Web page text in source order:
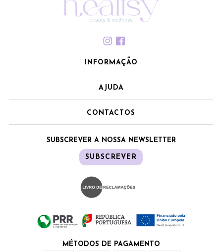
INFORMAÇÃO
AJUDA
CONTACTOS
SUBSCREVER A NOSSA NEWSLETTER
SUBSCREVER
MÉTODOS DE PAGAMENTO